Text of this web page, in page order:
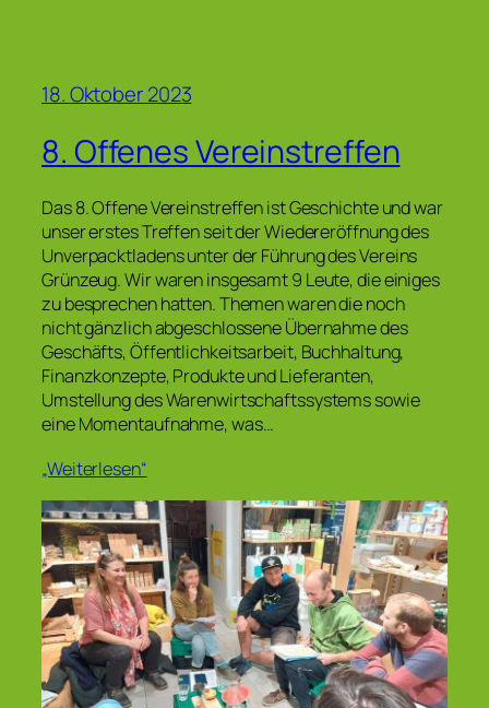
18. Oktober 2023
8. Offenes Vereinstreffen
Das 8. Offene Vereinstreffen ist Geschichte und war
unser erstes Treffen seit der Wiedereröffnung des
Unverpacktladens unter der Führung des Vereins
Grünzeug. Wir waren insgesamt 9 Leute, die einiges
zu besprechen hatten. Themen waren die noch
nicht gänzlich abgeschlossene Übernahme des
Geschäfts, Öffentlichkeitsarbeit, Buchhaltung,
Finanzkonzepte, Produkte und Lieferanten,
Umstellung des Warenwirtschaftssystems sowie
eine Momentaufnahme, was…
„Weiterlesen“